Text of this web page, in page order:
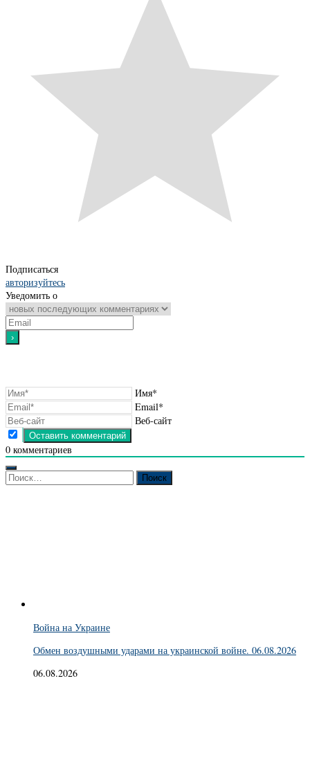
Подписаться
авторизуйтесь
Уведомить о
Имя*
Email*
Веб-сайт
0 комментариев
Найти:
Война на Украине
Обмен воздушными ударами на украинской войне. 06.08.2026
06.08.2026